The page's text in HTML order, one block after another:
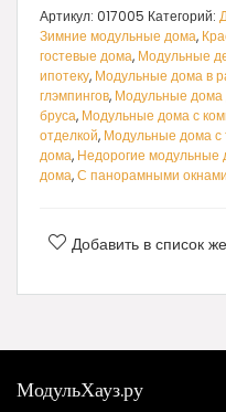
Артикул: 017005 Категорий:
Зимние модульные дома,
гостевые дома, Модульные
ипотеку, Модульные дома в
глэмпингов, Модульные дома
бруса, Модульные дома с
отделкой, Модульные дома с
дома, Недорогие модульные
дома,С панорамными окнами
Добавить в список
МодульХауз.ру